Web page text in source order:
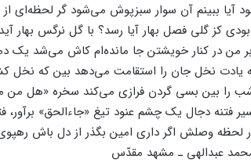
آیا ببینم‌ آن‌ سوار سبزپوش‌ می‌شود گر لحظه‌ای‌
کز گلی‌ فصل‌ بهار آیا رسد؟ با گل‌ نرگس‌ بهار
من‌ در کنار خویشتن‌ جا مانده‌ام‌ کاش‌ می‌شد یک‌
یادت‌ نخل‌ جان‌ را استقامت‌ می‌دهد بین‌ که‌ نخل‌
را بین‌ بسی‌ گردن‌ فرازی‌ می‌کند سخره‌ «هل‌
فتنه‌ دجال‌ یک‌ چشم‌ عنود تیغ‌ «جاءالحق‌» برآور،
لحظه‌ وصلش‌ اگر داری‌ امین‌ بگذر از دل‌ باش‌
عبدالهی‌ ـ مشهد مقدّس‌